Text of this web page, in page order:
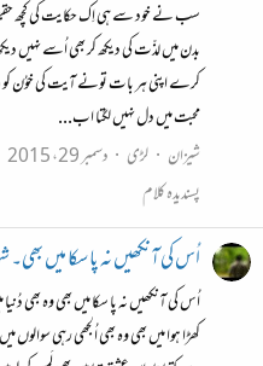
سب نے خود سے ہی اِک حکایت کی کچھ
بدن میں لذّت کی دیکھ کر بھی اُسے نہیں
کرے اپنی ہر بات تونے آیت کی خوُن کو
محبت میں دل نہیں لگتا اب...
شیزان
لڑی دسمبر 29، 2015
پسندیدہ کلام
اُس کی آنکھیں نہ پا سکا میں بھی۔
اُس کی آنکھیں نہ پا سکا میں بھی وہ بھی
کھڑا ہوا میں بھی وہ بھی اُلجھی رہی